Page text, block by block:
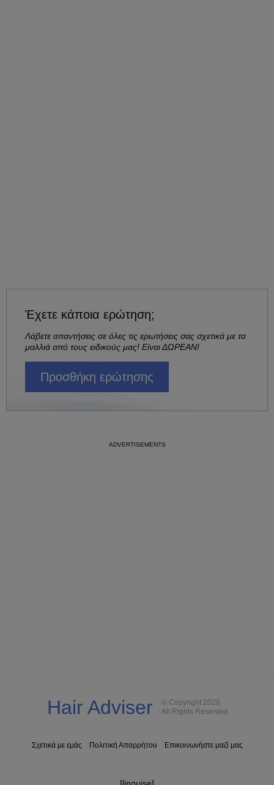
Έχετε κάποια ερώτηση;
Λάβετε απαντήσεις σε όλες τις ερωτήσεις σας σχετικά με τα
μαλλιά από τους ειδικούς μας! Είναι ΔΩΡΕΑΝ!
Προσθήκη ερώτησης
Hair Adviser
© Copyright 2026
All Rights Reserved
Σχετικά με εμάς Πολιτική Απορρήτου Επικοινωνήστε μαζί μας